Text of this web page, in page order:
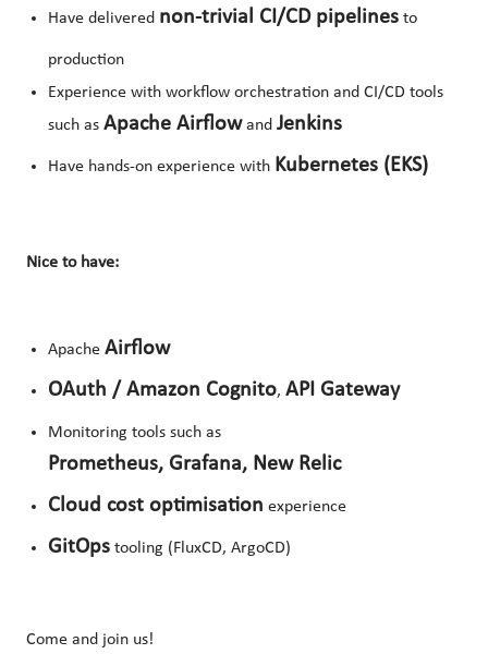
Have delivered non‑trivial CI/CD pipelines to
production
Experience with workflow orchestration and CI/CD tools
such as Apache Airflowand Jenkins
Have hands‑on experience with Kubernetes (EKS)
Nice to have:
Apache Airflow
OAuth / Amazon Cognito, API Gateway
Monitoring tools such as
Prometheus, Grafana, New Relic
Cloud cost optimisation experience
GitOps tooling (FluxCD, ArgoCD)
Come and join us!